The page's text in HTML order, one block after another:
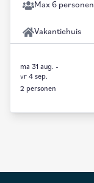
Max 6 personen
Vakantiehuis
ma 31 aug. -
vr 4 sep.
2 personen